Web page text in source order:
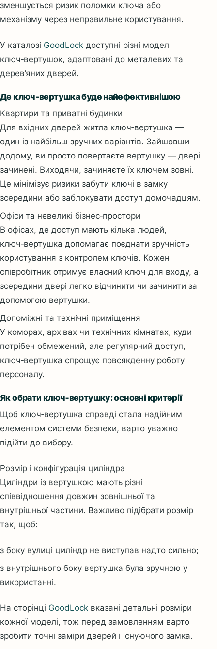
зменшується ризик поломки ключа або
механізму через неправильне користування.
У каталозі GoodLock доступні різні моделі
ключ‑вертушок, адаптовані до металевих та
дерев’яних дверей.
Де ключ‑вертушка буде найефективнішою
Квартири та приватні будинки
Для вхідних дверей житла ключ‑вертушка —
один із найбільш зручних варіантів. Зайшовши
додому, ви просто повертаєте вертушку — двері
зачинені. Виходячи, зачиняєте їх ключем зовні.
Це мінімізує ризики забути ключі в замку
зсередини або заблокувати доступ домочадцям.
Офіси та невеликі бізнес‑простори
В офісах, де доступ мають кілька людей,
ключ‑вертушка допомагає поєднати зручність
користування з контролем ключів. Кожен
співробітник отримує власний ключ для входу, а
зсередини двері легко відчинити чи зачинити за
допомогою вертушки.
Допоміжні та технічні приміщення
У коморах, архівах чи технічних кімнатах, куди
потрібен обмежений, але регулярний доступ,
ключ‑вертушка спрощує повсякденну роботу
персоналу.
Як обрати ключ‑вертушку: основні критерії
Щоб ключ‑вертушка справді стала надійним
елементом системи безпеки, варто уважно
підійти до вибору.
Розмір і конфігурація циліндра
Циліндри із вертушкою мають різні
співвідношення довжин зовнішньої та
внутрішньої частини. Важливо підібрати розмір
так, щоб:
з боку вулиці циліндр не виступав надто сильно;
з внутрішнього боку вертушка була зручною у
використанні.
На сторінці GoodLock вказані детальні розміри
кожної моделі, тож перед замовленням варто
зробити точні заміри дверей і існуючого замка.